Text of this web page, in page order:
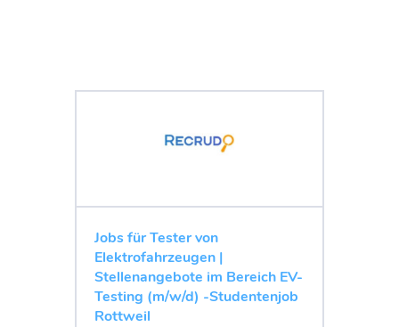
Jobs für Tester von
Elektrofahrzeugen |
Stellenangebote im Bereich EV-
Testing (m/w/d) -Studentenjob
Rottweil